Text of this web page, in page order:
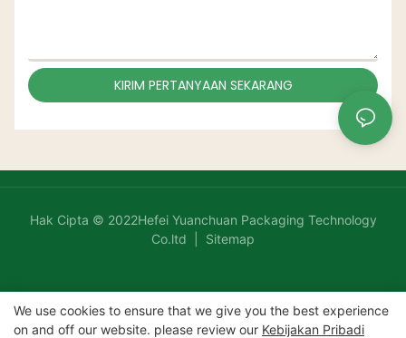
KIRIM PERTANYAAN SEKARANG
Hak Cipta © 2022Hefei Yuanchuan Packaging Technology
Co.ltd |
Sitemap
We use cookies to ensure that we give you the best experience
on and off our website. please review our Kebijakan Pribadi